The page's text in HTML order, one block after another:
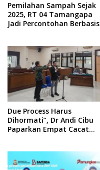
Pemilahan Sampah Sejak
2025, RT 04 Tamangapa
Jadi Percontohan Berbasis
Due Process Harus
Dihormati”, Dr Andi Cibu
Paparkan Empat Cacat